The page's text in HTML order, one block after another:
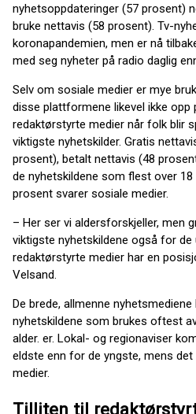
nyhetsoppdateringer (57 prosent)
bruke nettavis (58 prosent). Tv-
koronapandemien, men er nå
med seg nyheter på radio daglig
Selv om sosiale medier er mye
disse plattformene likevel ikke
redaktørstyrte medier når folk blir
viktigste nyhetskilder. Gratis
prosent), betalt nettavis (48
de nyhetskildene som flest over
prosent svarer sosiale medier.
– Her ser vi aldersforskjeller, men
viktigste nyhetskildene også for de
redaktørstyrte medier har en
Velsand.
De brede, allmenne nyhetsmediene
nyhetskildene som brukes oftest
alder. er. Lokal- og regionaviser
eldste enn for de yngste, mens
medier.
Tilliten til